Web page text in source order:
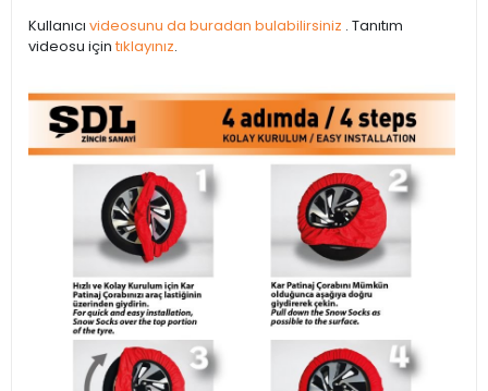
Kullanıcı videosunu da buradan bulabilirsiniz . Tanıtım
videosu için tıklayınız.